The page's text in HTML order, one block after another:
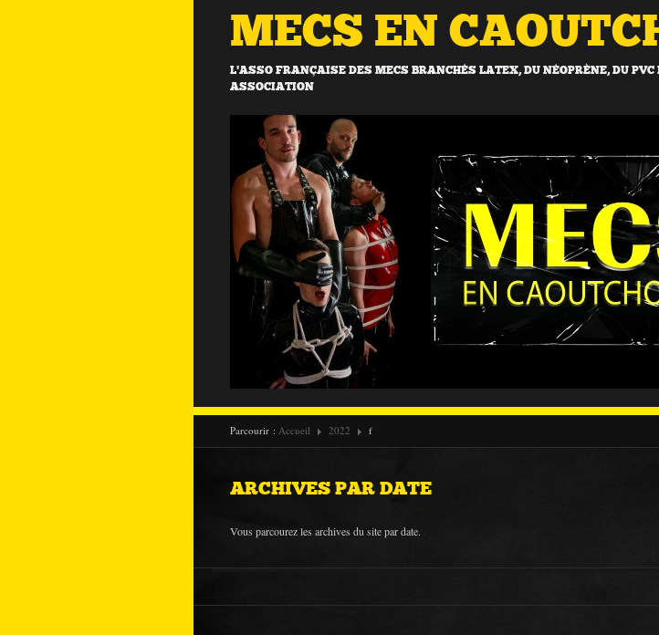
MECS EN
L'ASSO FRANÇAISE DES MECS BRANCHÉS LATEX, DU NÉOPRÈNE, DU
ASSOCIATION
Parcourir : Accueil 2022 f
ARCHIVES PAR DATE
Vous parcourez les archives du site par date.